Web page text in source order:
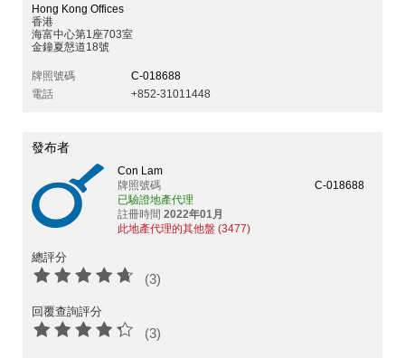
Hong Kong Offices
香港
海富中心第1座703室
金鐘夏慤道18號
牌照號碼
C-018688
電話
+852-31011448
發布者
Con Lam
牌照號碼
C-018688
已驗證地產代理
註冊時間 2022年01月
此地產代理的其他盤 (3477)
總評分
(3)
回覆查詢評分
(3)